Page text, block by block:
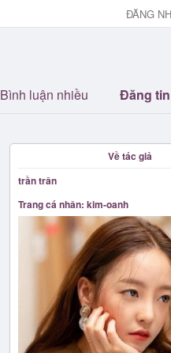
ĐĂNG
Bình luận nhiều Đăng tin
Về tác giả
trần trân
Trang cá nhân: kim-oanh